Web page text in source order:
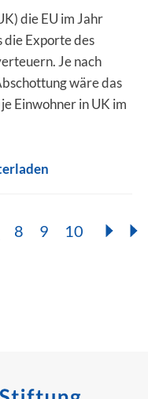
die EU im Jahr
die Exporte des
Je nach
wäre das
Einwohner in UK im
Seite:
8 Seite:
9 Seite:
10